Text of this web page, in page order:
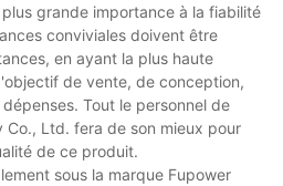
grande importance à la fiabilité
conviviales doivent être
en ayant la plus haute
de vente, de conception,
Tout le personnel de
Co., Ltd. fera de son mieux pour
de ce produit.
sous la marque Fupower